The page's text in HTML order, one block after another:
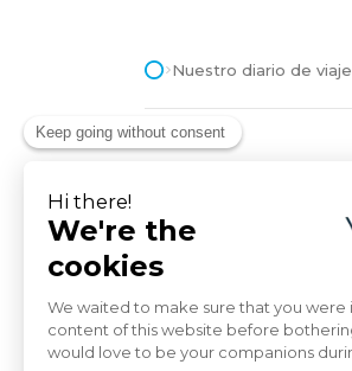
Nuestro diario de viaje
Sobre nosotros
Nuestra odisea
Nuestro blog